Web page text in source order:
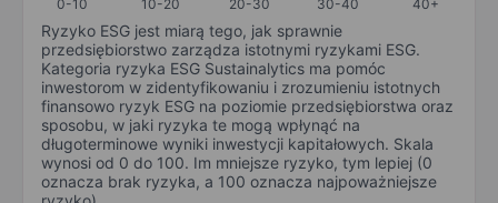
0-10
10-20 20-30 30-40 40+
Ryzyko ESG jest miarą tego, jak sprawnie
przedsiębiorstwo zarządza istotnymi ryzykami ESG.
Kategoria ryzyka ESG Sustainalytics ma pomóc
inwestorom w zidentyfikowaniu i zrozumieniu istotnych
finansowo ryzyk ESG na poziomie przedsiębiorstwa oraz
sposobu, w jaki ryzyka te mogą wpłynąć na
długoterminowe wyniki inwestycji kapitałowych. Skala
wynosi od 0 do 100. Im mniejsze ryzyko, tym lepiej (0
oznacza brak ryzyka, a 100 oznacza najpoważniejsze